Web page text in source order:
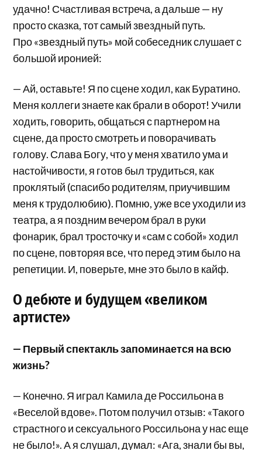
удачно! Счастливая встреча, а дальше — ну
просто сказка, тот самый звездный путь.
Про «звездный путь» мой собеседник слушает с
большой иронией:
— Ай, оставьте! Я по сцене ходил, как Буратино.
Меня коллеги знаете как брали в оборот! Учили
ходить, говорить, общаться с партнером на
сцене, да просто смотреть и поворачивать
голову. Слава Богу, что у меня хватило ума и
настойчивости, я готов был трудиться, как
проклятый (спасибо родителям, приучившим
меня к трудолюбию). Помню, уже все уходили из
театра, а я поздним вечером брал в руки
фонарик, брал тросточку и «сам с собой» ходил
по сцене, повторяя все, что перед этим было на
репетиции. И, поверьте, мне это было в кайф.
О дебюте и будущем «великом
артисте»
— Первый спектакль запоминается на всю
жизнь?
— Конечно. Я играл Камила де Россильона в
«Веселой вдове». Потом получил отзыв: «Такого
страстного и сексуального Россильона у нас еще
не было!». А я слушал, думал: «Ага, знали бы вы,